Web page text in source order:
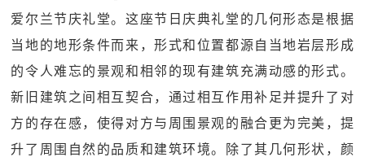
爱尔兰节庆礼堂。这座节日庆典礼堂的几何形态是根据
当地的地形条件而来，形式和位置都源自当地岩层形成
的令人难忘的景观和相邻的现有建筑充满动感的形式。
新旧建筑之间相互契合，通过相互作用补足并提升了对
方的存在感，使得对方与周围景观的融合更为完美，提
升了周围自然的品质和建筑环境。除了其几何形状，颜